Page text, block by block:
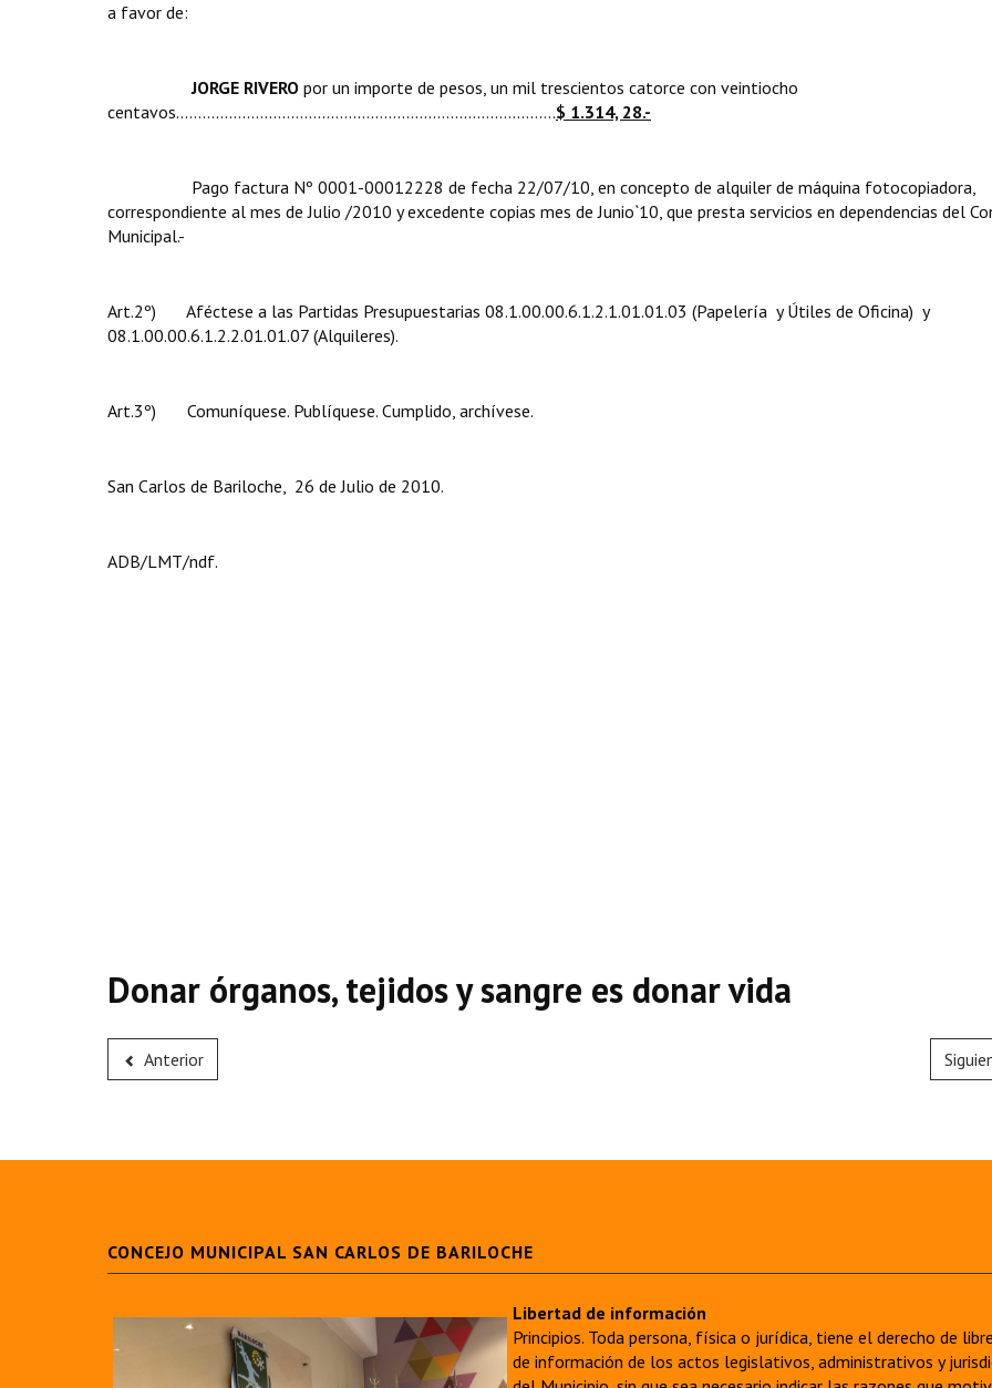
a favor de:
JORGE RIVERO por un importe de pesos, un mil trescientos catorce con veintiocho
centavos......................................................................................$ 1.314, 28.-
Pago factura Nº 0001-00012228 de fecha 22/07/10, en concepto de alquiler de máquina fotocopiadora,
correspondiente al mes de Julio /2010 y excedente copias mes de Junio`10, que presta servicios en dependencias del
Municipal.-
Art.2º) Aféctese a las Partidas Presupuestarias 08.1.00.00.6.1.2.1.01.01.03 (Papelería y Útiles de Oficina) y
08.1.00.00.6.1.2.2.01.01.07 (Alquileres).
Art.3º) Comuníquese. Publíquese. Cumplido, archívese.
San Carlos de Bariloche, 26 de Julio de 2010.
ADB/LMT/ndf.
Donar órganos, tejidos y sangre es donar vida
Anterior
CONCEJO MUNICIPAL SAN CARLOS DE BARILOCHE
Libertad de información
Principios. Toda persona, física o jurídica, tiene el derecho de
de información de los actos legislativos, administrativos y